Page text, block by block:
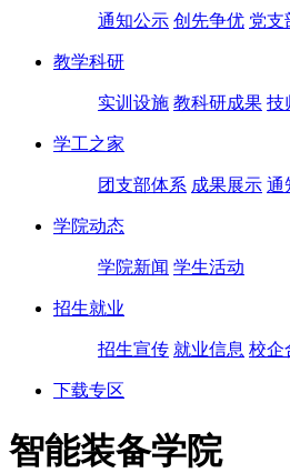
通知公示 创先争优 党支
教学科研
实训设施 教科研成果 技
学工之家
团支部体系 成果展示 通
学院动态
学院新闻 学生活动
招生就业
招生宣传 就业信息 校企
下载专区
智能装备学院